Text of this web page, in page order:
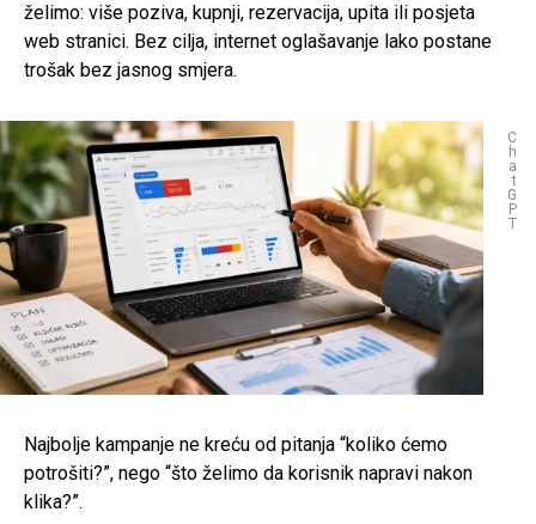
želimo: više poziva, kupnji, rezervacija, upita ili posjeta
web stranici. Bez cilja, internet oglašavanje lako postane
trošak bez jasnog smjera.
C
h
a
t
G
P
T
Najbolje kampanje ne kreću od pitanja “koliko ćemo
potrošiti?”, nego “što želimo da korisnik napravi nakon
klika?”.